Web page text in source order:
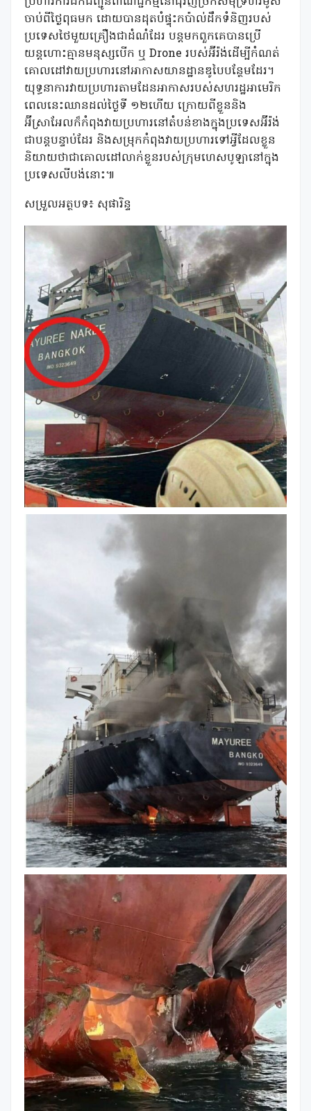
ចាប់ពីថ្ងៃពុធមក ដោយបានដុតបំផ្ទុះកប៉ាល់ដឹកទំនិញរបស់
ប្រទេសថៃមួយគ្រឿងជាដំណំដែរ បន្តមកពួកគេបានប្រើ
យន្តហោះគ្មានមនុស្សបើក ឬ Drone របស់អ៊ីរ៉ង់ដើម្បីកំណត់
គោលដៅវាយប្រហារនៅអាកាសយានដ្ឋានឌូបៃបន្ថែមដែរ។
យុទ្ធនាការវាយប្រហារតាមដែនអាកាសរបស់សហរដ្ឋអាមេរិក
ពេលនេះឈានដល់ថ្ងៃទី ១២ហើយ ក្រោយពីខ្លួននិង
អ៊ីស្រាអែលក៏កំពុងវាយប្រហារនៅតំបន់ខាងក្នុងប្រទេសអ៊ីរ៉ង់
ជាបន្តបន្ទាប់ដែរ និងសម្រុកកំពុងវាយប្រហារទៅអ្វីដែលខ្លួន
និយាយថាជាគោលដៅលាក់ខ្លួនរបស់ក្រុមហេសបូឡានៅក្នុង
ប្រទេសលីបង់នោះ៕
សម្រួលអត្ថបទ៖ សុផារិន្ទ